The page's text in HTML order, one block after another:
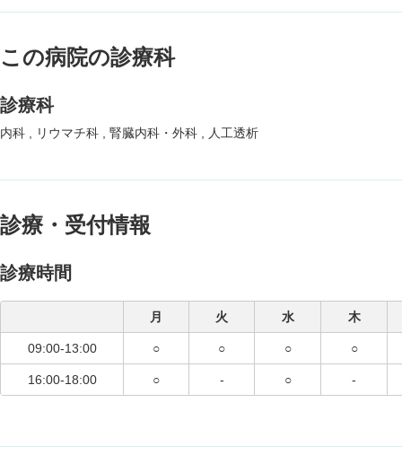
この病院の診療科
診療科
内科 リウマチ科 腎臓内科・外科 人工透析
診療・受付情報
診療時間
月 火 水 木
09:00-13:00 ○ ○ ○ ○
16:00-18:00 ○ - ○ -